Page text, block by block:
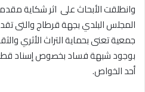
وانطلقت الأبحاث على اثر شكاية
جمعية تعنى بحماية التراث الأثري
بوجود شبهة فساد بخصوص إسناد
أحد الخواص.